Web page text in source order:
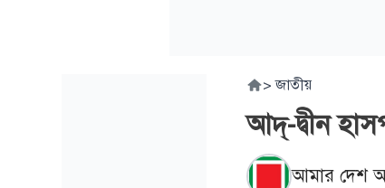
> জাতীয়
আদ্-দ্বীন
আমার দেশ